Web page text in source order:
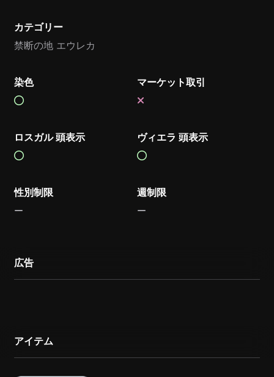
カテゴリー
禁断の地 エウレカ
染色 マーケット取引
ロスガル 頭表示 ヴィエラ 頭表示
性別制限 週制限
広告
アイテム